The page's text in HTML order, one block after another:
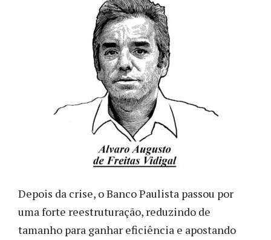
Depois da crise, o Banco Paulista passou por
uma forte reestruturação, reduzindo de
tamanho para ganhar eficiência e apostando